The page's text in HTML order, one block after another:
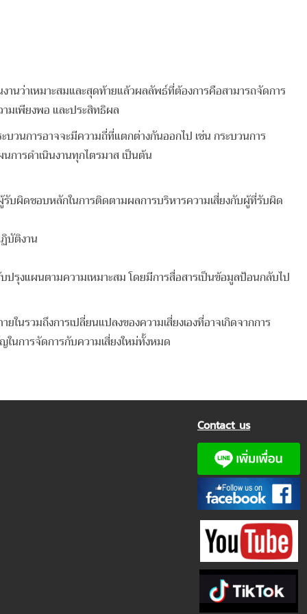
านว่าเหมาะสมและสุดท้ายแล้วผลลัพธ์ที่ต้องการคือสามารถจัดการ
ามเพียงพอ และประสิทธิผล
วนการอาจจะมีความถี่ที่แตกต่างกันออกไป เช่น กระบวนการ
การดำเนินงานทุกไตรมาส เป็นต้น
บผิดชอบหลักในการติดตามผลการบริหารความเสี่ยงกับผู้ที่รับผิด
บัติงาน
รุงแผนตามความเหมาะสม โดยมีการสื่อสารเป็นข้อมูลป้อนกลับไป
รวมถึงการเปลี่ยนแปลงของความเสี่ยงเองที่อาจเกิดจากการ
นการจัดการกับความเสี่ยงใหม่ทั้งหมด
Contact us